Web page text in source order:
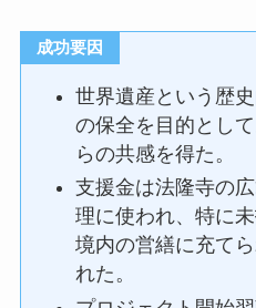
成功要因
世界遺産という歴
の保全を目的とし
らの共感を得た。
支援金は法隆寺の
理に使われ、特に
境内の営繕に充て
れた。